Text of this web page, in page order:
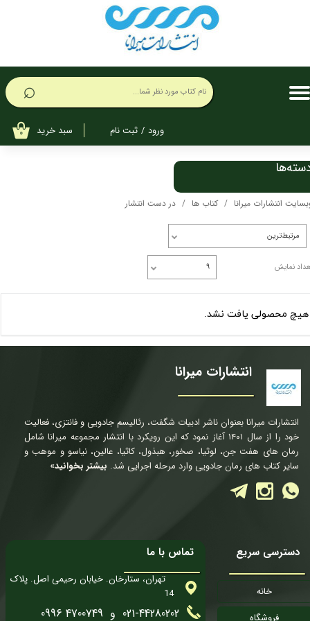
ورود / ثبت نام
تغییر گذر واژه
سفارشات
۰ سبد خرید
⌕
انتشارات میرانا کتاب ها در دست انتشار
مرتبط‌ترین
نمایش ۹
هیچ محصولی یافت نشد.
انتشارات میرانا
انتشارات میرانا بعنوان ناشر ادبیات شگفت، رئالیسم جادویی و فانتزی، فعالیت
خود را از سال ۱۴۰۱ آغاز نمود که این رویکرد با انتشار مجموعه میرانا شامل
رمان های هفت جن، لوثیا، صخور، هبذول، کاثیا، عالین، نیاسو و موهب و
سایر کتاب های رمان جادویی وارد مرحله اجرایی شد. بیشتر بخوانید»
دسترسی سریع
خانه
تماس با ما
تهران، ستارخان. خیابان رحیمی اصل. پلاک
14
021-44280202 و 4700749 0996